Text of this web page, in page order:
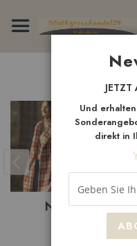
Inhalt
springen
JETZT
Und
direkt in